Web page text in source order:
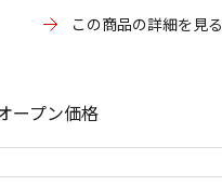
この商品の詳細を見る
ープン価格